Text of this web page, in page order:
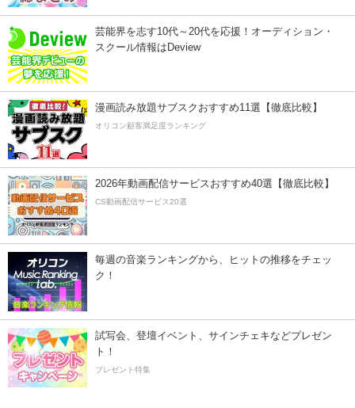
芸能界を志す10代～20代を応援！オーディション・
スクール情報はDeview
漫画読み放題サブスクおすすめ11選【徹底比較】
オリコン顧客満足度ランキング
2026年動画配信サービスおすすめ40選【徹底比較】
CS動画配信サービス20選
毎週の音楽ランキングから、ヒットの推移をチェッ
ク！
試写会、登壇イベント、サインチェキなどプレゼン
ト！
プレゼント特集